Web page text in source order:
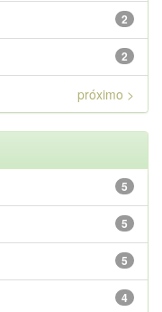
2
2
próximo >
5
5
5
4